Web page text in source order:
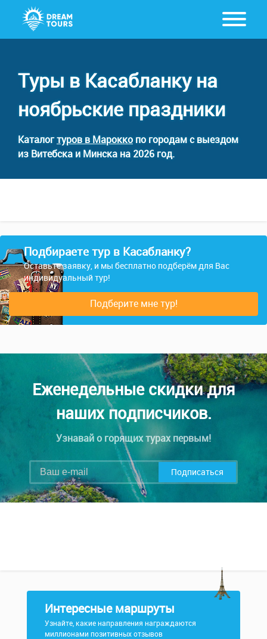
Туры в Касабланку на
ноябрьские праздники
Каталогтуров в Марокко по городам с выездом
из Витебска и Минска на 2026 год.
Подбираете тур в Касабланку?
Оставьте заявку, и мы бесплатно подберём для Вас
индивидуальный тур!
Подберите мне тур!
Еженедельные скидки для
наших подписчиков.
Узнавай о горящих турах первым!
Подписаться
Интересные маршруты
Узнайте, какие направления награждаются
миллионами позитивных отзывов